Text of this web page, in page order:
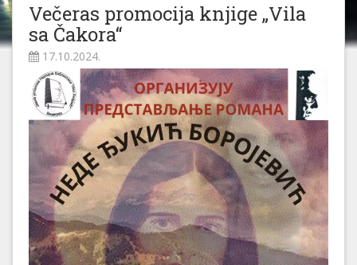
Večeras promocija knjige „Vila
sa Čakora“
17.10.2024.